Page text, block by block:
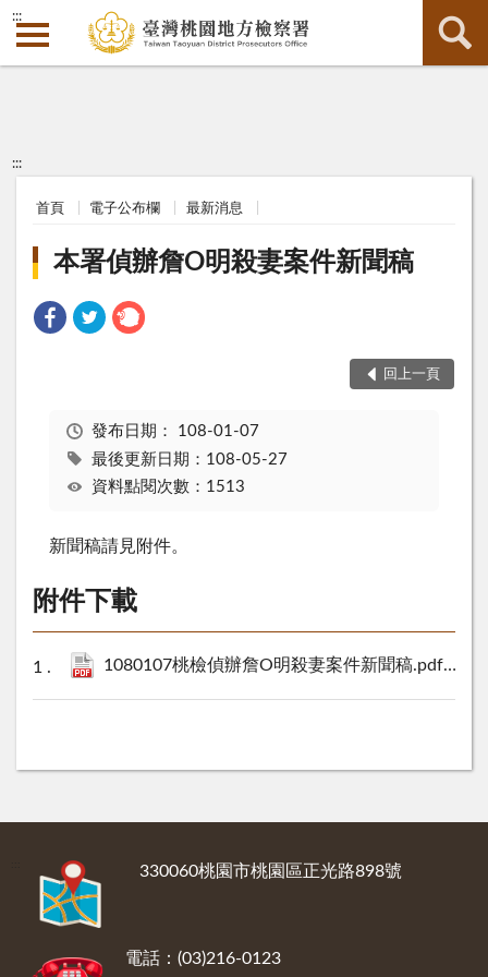
:::
:::
首頁 電子公布欄 最新消息
本署偵辦詹O明殺妻案件新聞稿
回上一頁
發布日期： 108-01-07
最後更新日期：108-05-27
資料點閱次數：1513
新聞稿請見附件。
附件下載
1080107桃檢偵辦詹O明殺妻案件新聞稿.pdf 237
330060桃園市桃園區正光路898號
電話：(03)216-0123